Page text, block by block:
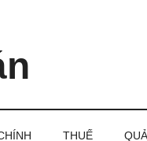
THUẾ